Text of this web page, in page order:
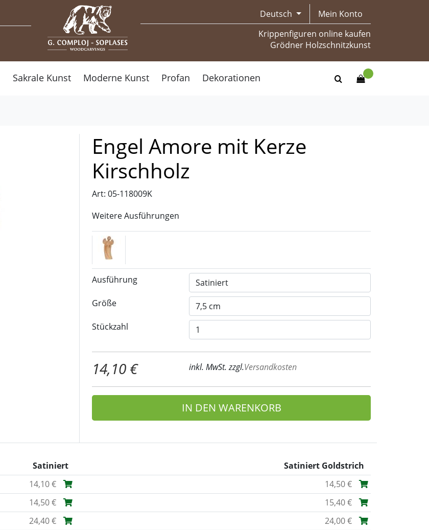
Deutsch
Mein Konto
Krippenfiguren online kaufen
Grödner Holzschnitzkunst
Sakrale Kunst Moderne Kunst Profan Dekorationen
Engel Amore mit Kerze
Kirschholz
Art: 05-118009K
Weitere Ausführungen
Ausführung
Größe
Stückzahl
14,10 € inkl. MwSt. zzgl.Versandkosten
IN DEN WARENKORB
Satiniert
Satiniert Goldstrich
14,10 €
14,50 €
14,50 €
15,40 €
24,40 €
24,00 €